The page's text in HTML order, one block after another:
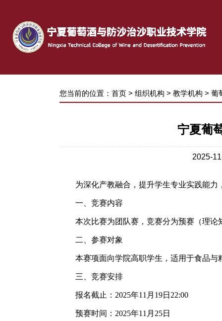
您当前的位置： 首页 > 组织机构 > 教学机构 > 葡
宁夏葡
2025-
为深化产教融合，提升学生专业实践能
一、竞赛内容
本次比赛为团队赛，竞赛分为预赛（理
二、参赛对象
本赛项面向学院高职学生，适用于食品
三、竞赛安排
报名截止： 2025年11 月 19日 22:00
预赛时间： 2025年11 月 25日